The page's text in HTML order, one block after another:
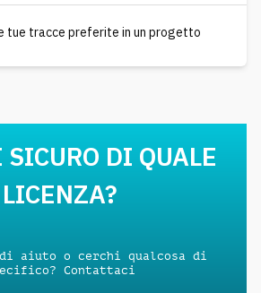
tue tracce preferite in un progetto
DI QUALE
LICENZA?
di aiuto o cerchi qualcosa di
Contattaci